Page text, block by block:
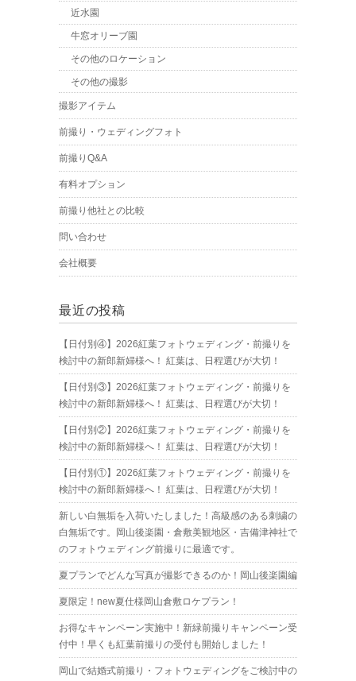
近水園
牛窓オリーブ園
その他のロケーション
その他の撮影
撮影アイテム
前撮り・ウェディングフォト
前撮りQ&A
有料オプション
前撮り他社との比較
問い合わせ
会社概要
最近の投稿
【日付別④】2026紅葉フォトウェディング・前撮りを
検討中の新郎新婦様へ！ 紅葉は、日程選びが大切！
【日付別③】2026紅葉フォトウェディング・前撮りを
検討中の新郎新婦様へ！ 紅葉は、日程選びが大切！
【日付別②】2026紅葉フォトウェディング・前撮りを
検討中の新郎新婦様へ！ 紅葉は、日程選びが大切！
【日付別①】2026紅葉フォトウェディング・前撮りを
検討中の新郎新婦様へ！ 紅葉は、日程選びが大切！
新しい白無垢を入荷いたしました！高級感のある刺繍の
白無垢です。岡山後楽園・倉敷美観地区・吉備津神社で
のフォトウェディング前撮りに最適です。
夏プランでどんな写真が撮影できるのか！岡山後楽園編
夏限定！new夏仕様岡山倉敷ロケプラン！
お得なキャンペーン実施中！新緑前撮りキャンペーン受
付中！早くも紅葉前撮りの受付も開始しました！
岡山で結婚式前撮り・フォトウェディングをご検討中の